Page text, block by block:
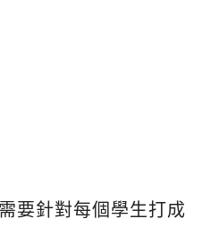
要針對每個學生打成